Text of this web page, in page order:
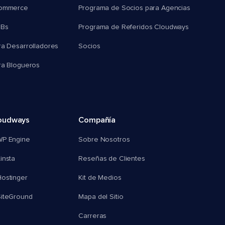
Desarrolladores
Blogueros
Programa de Socios para Agencias
Programa de Referidos Cloudways
Socios
Engine
Compañía
Sobre Nosotros
Reseñas de Clientes
Kit de Medios
Mapa del Sitio
Carreras